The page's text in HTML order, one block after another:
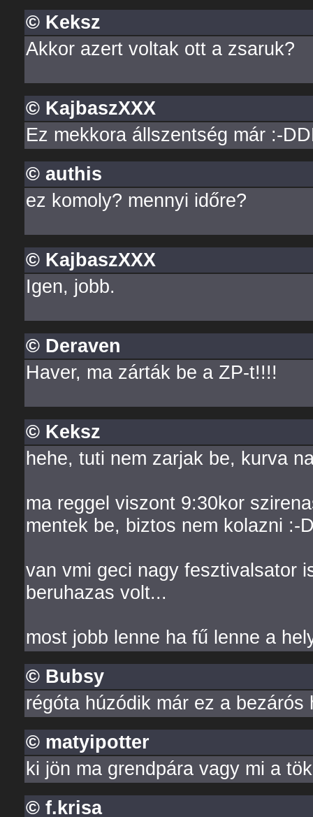
© Keksz
Akkor azert voltak ott a zsaruk?
© KajbaszXXX
Ez mekkora állszentség már :-
© authis
ez komoly? mennyi időre?
© KajbaszXXX
Igen, jobb.
© Deraven
Haver, ma zárták be a ZP-t!!!!
© Keksz
hehe, tuti nem zarjak be, kurva
ma reggel viszont 9:30kor
mentek be, biztos nem kolazni :-
van vmi geci nagy fesztivalsator
beruhazas volt...
most jobb lenne ha fű lenne a
© Bubsy
régóta húzódik már ez a
© matyipotter
ki jön ma grendpára vagy mi a
© f.krisa